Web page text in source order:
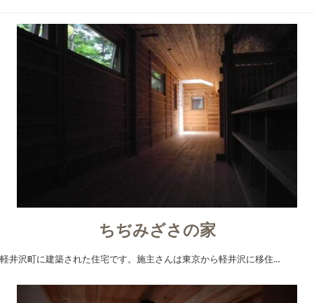
ちぢみざさの家
軽井沢町に建築された住宅です。施主さんは東京から軽井沢に移住…